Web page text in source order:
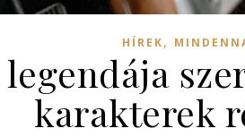
HÍREK,
karakterek